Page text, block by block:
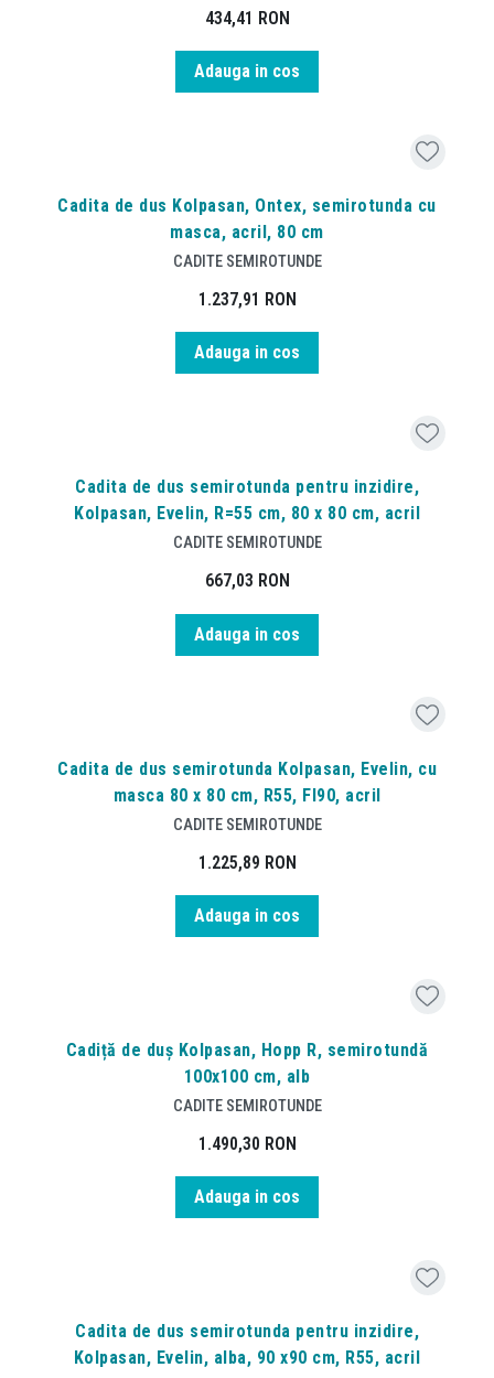
434,41 RON
Adauga in cos
Cadita de dus Kolpasan, Ontex, semirotunda cu
masca, acril, 80 cm
CADITE SEMIROTUNDE
1.237,91 RON
Adauga in cos
Cadita de dus semirotunda pentru inzidire,
Kolpasan, Evelin, R=55 cm, 80 x 80 cm, acril
CADITE SEMIROTUNDE
667,03 RON
Adauga in cos
Cadita de dus semirotunda Kolpasan, Evelin, cu
masca 80 x 80 cm, R55, FI90, acril
CADITE SEMIROTUNDE
1.225,89 RON
Adauga in cos
Cadiță de duș Kolpasan, Hopp R, semirotundă
100x100 cm, alb
CADITE SEMIROTUNDE
1.490,30 RON
Adauga in cos
Cadita de dus semirotunda pentru inzidire,
Kolpasan, Evelin, alba, 90 x90 cm, R55, acril